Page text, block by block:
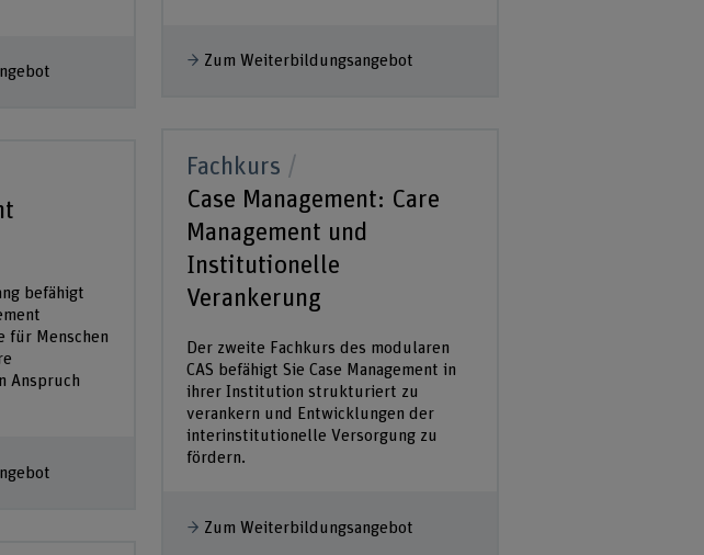
befähigt
für Menschen
Anspruch
Zum Weiterbildungsangebot
Fachkurs
Case Management: Care
Management und
Institutionelle
Verankerung
Der zweite Fachkurs des modularen
CAS befähigt Sie Case Management in
ihrer Institution strukturiert zu
verankern und Entwicklungen der
interinstitutionelle Versorgung zu
fördern.
Zum Weiterbildungsangebot